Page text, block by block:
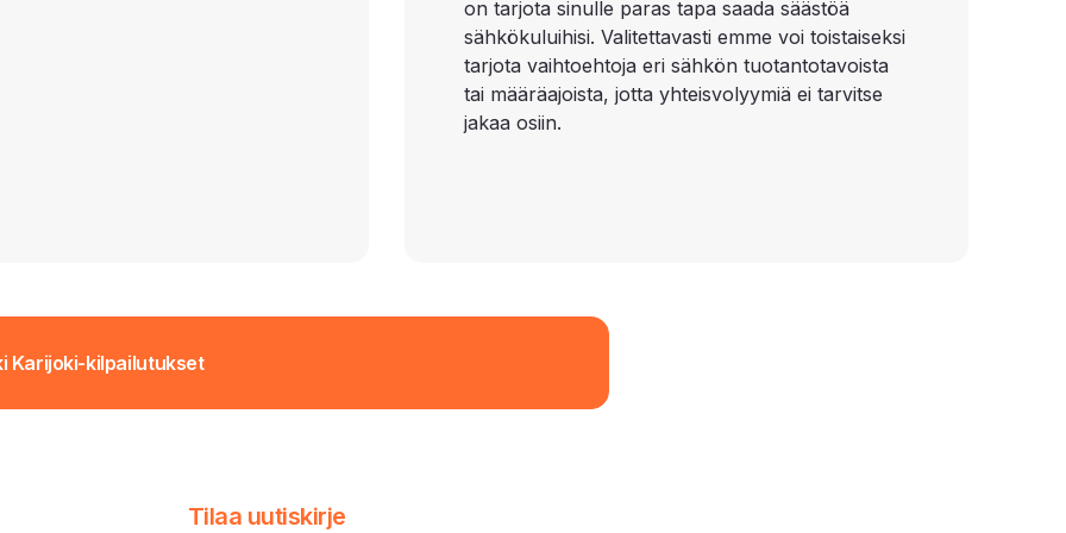
on tarjota sinulle paras tapa saada säästöä
sähkökuluihisi. Valitettavasti emme voi toistaiseksi
tarjota vaihtoehtoja eri sähkön tuotantotavoista
tai määräajoista, jotta yhteisvolyymiä ei tarvitse
jakaa osiin.
Karijoki-kilpailutukset
Tilaa uutiskirje